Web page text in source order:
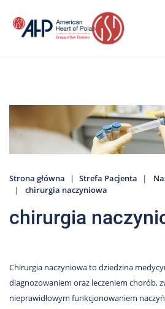
treści
Strefa
Pacjenta
O
nas
Marki
AHP
o
Nas
Kariera
Strona główna Strefa Pacjenta
chirurgia naczyniowa
chirurgia
Chirurgia naczyniowa to dziedzina
diagnozowaniem oraz leczeniem chorób,
nieprawidłowym funkcjonowaniem